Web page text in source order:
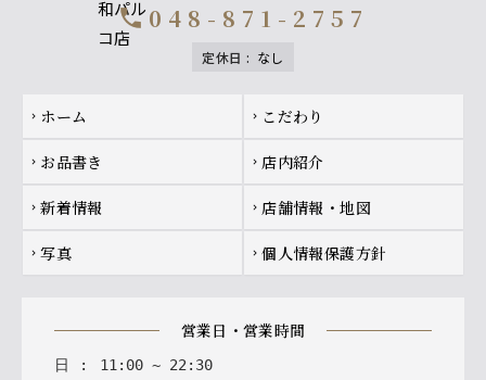
call 048-871-2757
定休日 : なし
Footer navigation
chevron_right ホーム chevron_right こだわり
chevron_right お品書き chevron_right 店内紹介
chevron_right 新着情報 chevron_right 店舗情報・地図
chevron_right 写真 chevron_right 個人情報保護方針
営業日・営業時間
日 : 11 : 00 ~ 22 : 30